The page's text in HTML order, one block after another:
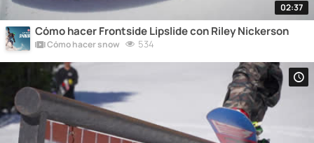
02:37
Cómo hacer Frontside Lipslide con Riley Nickerson
Cómo hacer snow 534